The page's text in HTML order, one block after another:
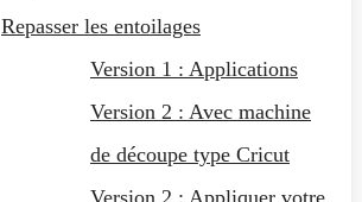
Repasser les entoilages
Version 1 : Applications
Version 2 : Avec machine
de découpe type Cricut